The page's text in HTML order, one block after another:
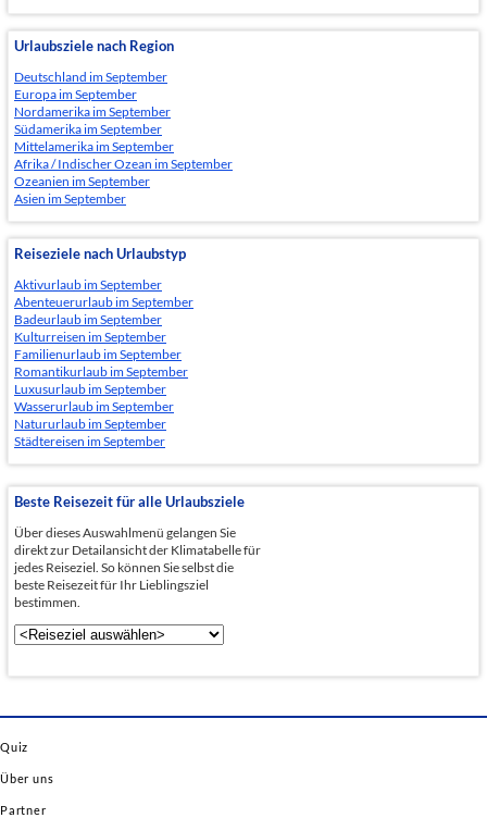
Urlaubsziele nach Region
Deutschland im September
Europa im September
Nordamerika im September
Südamerika im September
Mittelamerika im September
Afrika / Indischer Ozean im September
Ozeanien im September
Asien im September
Reiseziele nach Urlaubstyp
Aktivurlaub im September
Abenteuerurlaub im September
Badeurlaub im September
Kulturreisen im September
Familienurlaub im September
Romantikurlaub im September
Luxusurlaub im September
Wasserurlaub im September
Natururlaub im September
Städtereisen im September
Beste Reisezeit für alle Urlaubsziele
Über dieses Auswahlmenü gelangen Sie
direkt zur Detailansicht der Klimatabelle für
jedes Reiseziel. So können Sie selbst die
beste Reisezeit für Ihr Lieblingsziel
bestimmen.
Quiz
Über uns
Partner